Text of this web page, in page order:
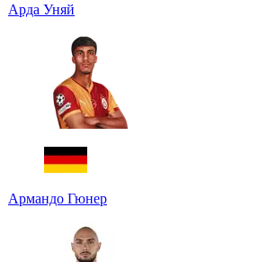
Арда Уняй
Армандо Гюнер